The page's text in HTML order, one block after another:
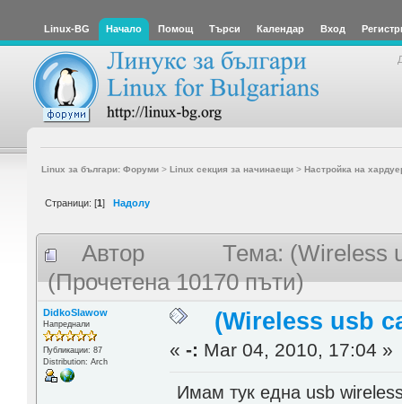
Linux-BG Начало Помощ Търси Календар Вход
Linux за българи: Форуми> Linux секция за начинаещи> Настройка на
Страници: [1] Надолу
Автор
Тема: (Wireless
(Прочетена 10170 пъти)
DidkoSlawow
Напреднали
Публикации: 87
Distribution: Arch
(Wireless usb
«-: Mar 04, 2010, 17:04 »
Имам тук една usb